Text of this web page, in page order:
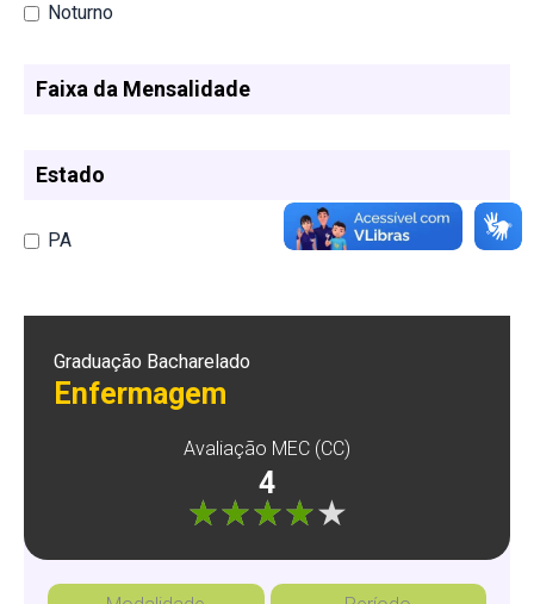
Noturno
Faixa da Mensalidade
Estado
PA
Graduação Bacharelado
Enfermagem
Avaliação MEC (CC)
4